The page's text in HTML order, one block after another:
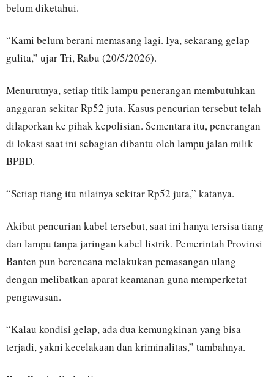
belum diketahui.
“Kami belum berani memasang lagi. Iya, sekarang gelap
gulita,” ujar Tri, Rabu (20/5/2026).
Menurutnya, setiap titik lampu penerangan membutuhkan
anggaran sekitar Rp52 juta. Kasus pencurian tersebut telah
dilaporkan ke pihak kepolisian. Sementara itu, penerangan
di lokasi saat ini sebagian dibantu oleh lampu jalan milik
BPBD.
“Setiap tiang itu nilainya sekitar Rp52 juta,” katanya.
Akibat pencurian kabel tersebut, saat ini hanya tersisa tiang
dan lampu tanpa jaringan kabel listrik. Pemerintah Provinsi
Banten pun berencana melakukan pemasangan ulang
dengan melibatkan aparat keamanan guna memperketat
pengawasan.
“Kalau kondisi gelap, ada dua kemungkinan yang bisa
terjadi, yakni kecelakaan dan kriminalitas,” tambahnya.